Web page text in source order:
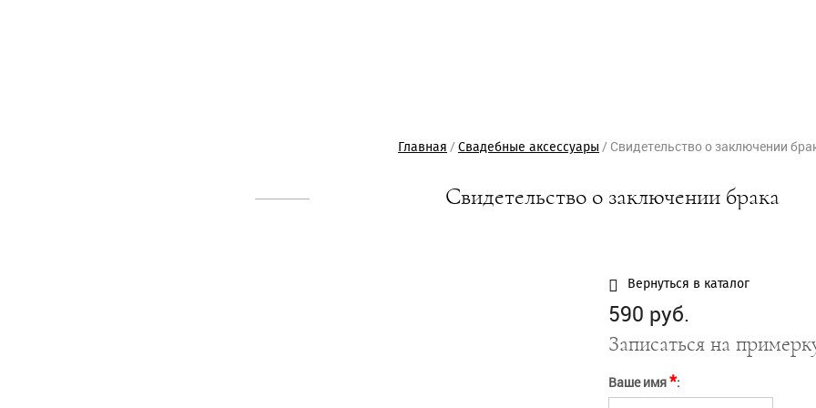
Главная / Cвадебные аксессуары / Свидетельство о заключении
Свидетельство о заключении брака
Вернуться в каталог
590 руб.
Записаться на
Ваше имя*:
Отправка...
OK
Задать вопрос
* - Обязательное для заполнения поле